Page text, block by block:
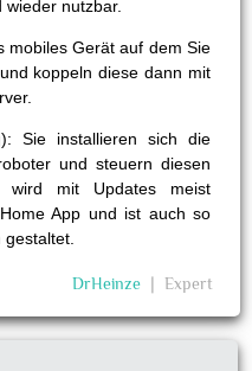
nutzbar.
mobiles Gerät auf dem Sie
koppeln diese dann mit
Sie installieren sich die
und steuern diesen
wird mit Updates meist
App und ist auch so
DrHeinze Expert